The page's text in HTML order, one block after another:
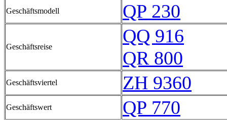
Geschäftsmodell QP 230
Geschäftsreise
QQ 916
QR 800
Geschäftsviertel ZH 9360
Geschäftswert QP 770